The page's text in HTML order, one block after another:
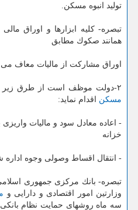
تولید انبوه مسكن.
تبصره- كلیه ابزارها و اوراق
همانند صكوك مطابق
اوراق مشاركت از مالیات معاف می
۲-دولت موظف است از طرق زیر نسبت به افزایش سرمایه بانك
مسكن اقدام نماید:
خزانه
- انتقال اقساط وصولی وجوه اداره
تبصره- بانك مركزی جمهوری
وزارتین امور اقتصادی و دارایی و
سه ماه روشهای حمایت نظام بانكی